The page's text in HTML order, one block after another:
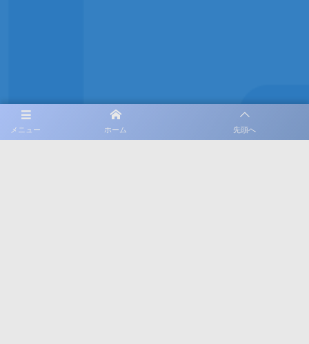
メニュー ホーム 先頭へ